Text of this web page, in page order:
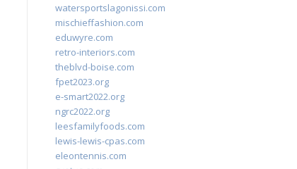
watersportslagonissi.com
mischieffashion.com
eduwyre.com
retro-interiors.com
theblvd-boise.com
fpet2023.org
e-smart2022.org
ngrc2022.org
leesfamilyfoods.com
lewis-lewis-cpas.com
eleontennis.com